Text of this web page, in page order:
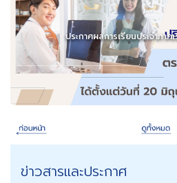
ประกาศผลการเรียนประจำภา
ข่าวสารและประกาศ